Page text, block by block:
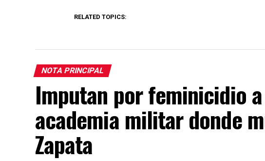
RELATED TOPICS:
NOTA PRINCIPAL
Imputan por feminicidio
academia militar donde
Zapata